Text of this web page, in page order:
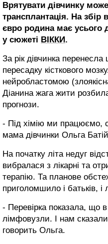
Врятувати дівчинку
трансплантація. На збір
євро родина має усього
у сюжеті ВІККИ.
За рік дівчинка перенесла
пересадку кісткового
нейробластомою
Діанина жага жити
прогнози.
- Під хімію ми працюємо,
мама дівчинки Ольга
На початку літа недуг
вибралася з лікарні та
терапію. Та планове
приголомшило і батьків, і
- Перевірка показала, що
лімфовузли. І нам
говорить Ольга.